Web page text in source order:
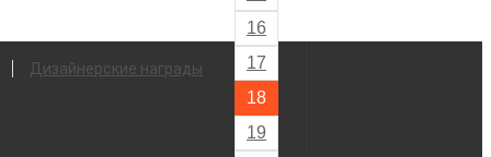
16
17
18
19
Дизайнерские награды